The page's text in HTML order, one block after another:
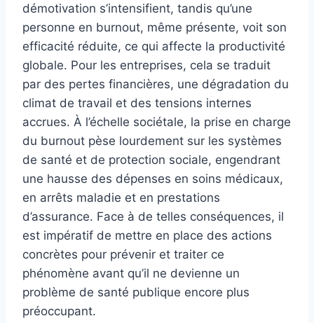
démotivation s’intensifient, tandis qu’une
personne en burnout, même présente, voit son
efficacité réduite, ce qui affecte la productivité
globale. Pour les entreprises, cela se traduit
par des pertes financières, une dégradation du
climat de travail et des tensions internes
accrues. À l’échelle sociétale, la prise en charge
du burnout pèse lourdement sur les systèmes
de santé et de protection sociale, engendrant
une hausse des dépenses en soins médicaux,
en arrêts maladie et en prestations
d’assurance. Face à de telles conséquences, il
est impératif de mettre en place des actions
concrètes pour prévenir et traiter ce
phénomène avant qu’il ne devienne un
problème de santé publique encore plus
préoccupant.